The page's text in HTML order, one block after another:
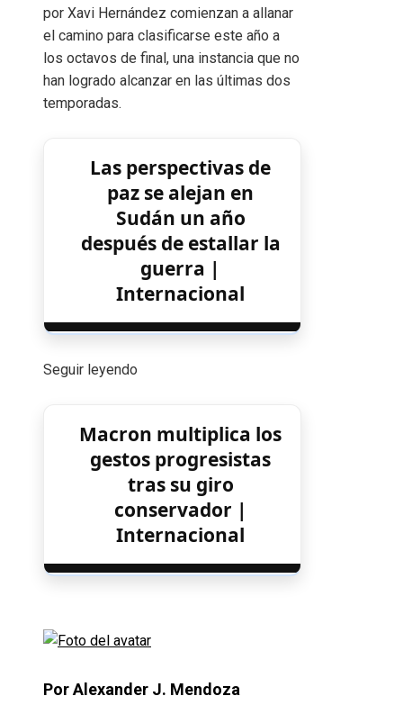
por Xavi Hernández comienzan a allanar
el camino para clasificarse este año a
los octavos de final, una instancia que no
han logrado alcanzar en las últimas dos
temporadas.
Las perspectivas de
paz se alejan en
Sudán un año
después de estallar la
guerra |
Internacional
Seguir leyendo
Macron multiplica los
gestos progresistas
tras su giro
conservador |
Internacional
Por Alexander J. Mendoza